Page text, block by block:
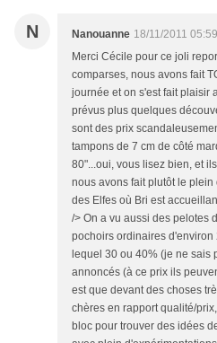
N Nanouanne 18/11/2011 05:59
Merci Cécile pour ce joli
comparses, nous avons fait
journée et on s'est fait plaisir
prévus plus quelques
sont des prix
tampons de 7 cm de côté
80"...oui, vous lisez bien, et
nous avons fait plutôt le
des Elfes où Bri est
/> On a vu aussi des pelotes
pochoirs ordinaires d'environ
lequel 30 ou 40% (je ne sais
annoncés (à ce prix ils
est que devant des choses
chères en rapport qualité/
bloc pour trouver des idées